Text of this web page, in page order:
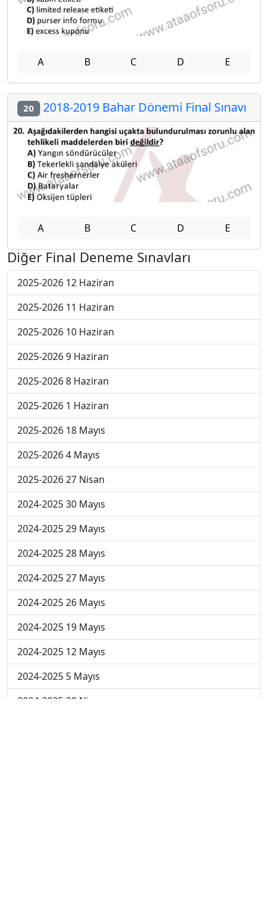
A B C D E
20 2018-2019 Bahar Dönemi Final Sınavı
A B C D E
Diğer Final Deneme Sınavları
2025-2026 12 Haziran
2025-2026 11 Haziran
2025-2026 10 Haziran
2025-2026 9 Haziran
2025-2026 8 Haziran
2025-2026 1 Haziran
2025-2026 18 Mayıs
2025-2026 4 Mayıs
2025-2026 27 Nisan
2024-2025 30 Mayıs
2024-2025 29 Mayıs
2024-2025 28 Mayıs
2024-2025 27 Mayıs
2024-2025 26 Mayıs
2024-2025 19 Mayıs
2024-2025 12 Mayıs
2024-2025 5 Mayıs
2024-2025 28 Nisan